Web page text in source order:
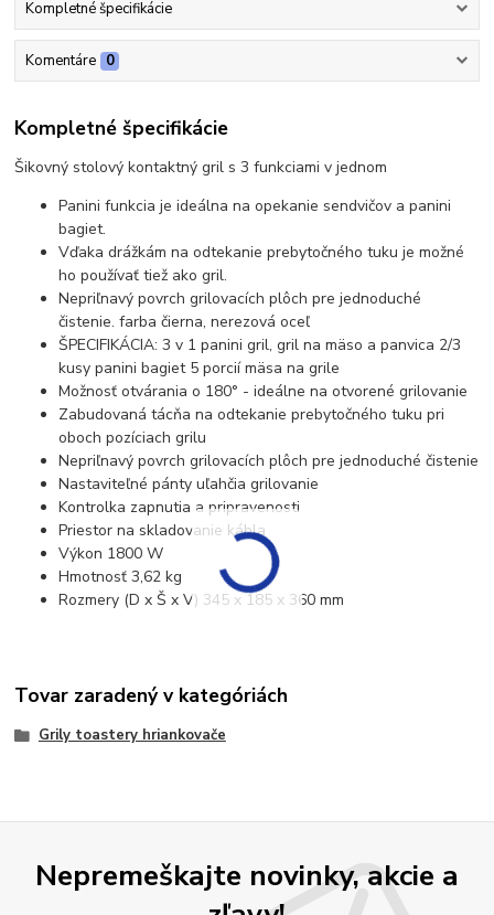
Kompletné špecifikácie
Komentáre 0
Kompletné špecifikácie
Šikovný stolový kontaktný gril s 3 funkciami v jednom
Panini funkcia je ideálna na opekanie sendvičov a panini
bagiet.
Vďaka drážkám na odtekanie prebytočného tuku je možné
ho používať tiež ako gril.
Nepriľnavý povrch grilovacích plôch pre jednoduché
čistenie. farba čierna, nerezová oceľ
ŠPECIFIKÁCIA: 3 v 1 panini gril, gril na mäso a panvica 2/3
kusy panini bagiet 5 porcií mäsa na grile
Možnosť otvárania o 180° - ideálne na otvorené grilovanie
Zabudovaná tácňa na odtekanie prebytočného tuku pri
oboch pozíciach grilu
Nepriľnavý povrch grilovacích plôch pre jednoduché čistenie
Nastaviteľné pánty uľahčia grilovanie
Kontrolka zapnutia a pripravenosti
Priestor na skladovanie kábla
Výkon 1800 W
Hmotnosť 3,62 kg
Rozmery (D x Š x V) 345 x 185 x 360 mm
Tovar zaradený v kategóriách
Grily toastery hriankovače
Nepremeškajte novinky, akcie a